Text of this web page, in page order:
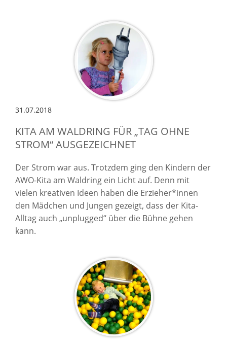
31.07.2018
KITA AM WALDRING FÜR „TAG OHNE
STROM“ AUSGEZEICHNET
Der Strom war aus. Trotzdem ging den Kindern der
AWO-Kita am Waldring ein Licht auf. Denn mit
vielen kreativen Ideen haben die Erzieher*innen
den Mädchen und Jungen gezeigt, dass der Kita-
Alltag auch „unplugged“ über die Bühne gehen
kann.